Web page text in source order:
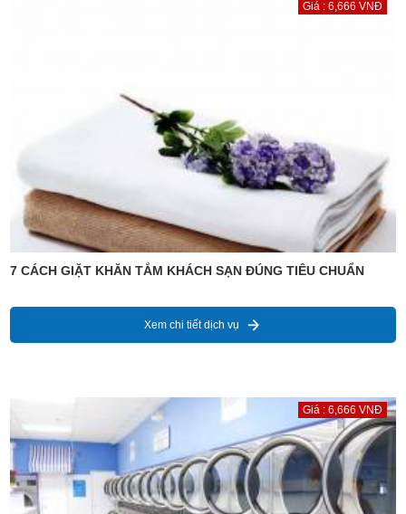
Giá : 6,666 VNĐ
7 CÁCH GIẶT KHĂN TẮM KHÁCH SẠN ĐÚNG TIÊU CHUẨN
Xem chi tiết dịch vụ
Giá : 6,666 VNĐ